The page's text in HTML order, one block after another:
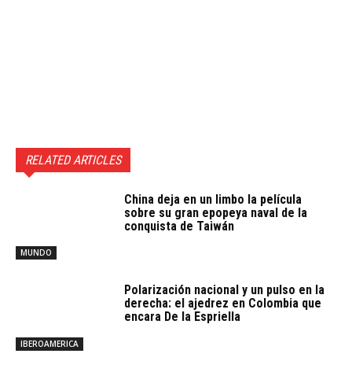
RELATED ARTICLES
MUNDO
China deja en un limbo la película
sobre su gran epopeya naval de la
conquista de Taiwán
IBEROAMERICA
Polarización nacional y un pulso en la
derecha: el ajedrez en Colombia que
encara De la Espriella